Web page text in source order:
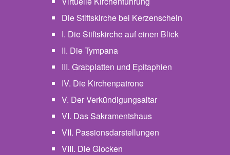
Die Stiftskirche bei Kerzenschein
I. Die Stiftskirche auf einen Blick
II. Die Tympana
III. Grabplatten und Epitaphien
IV. Die Kirchenpatrone
V. Der Verkündigungsaltar
VI. Das Sakramentshaus
VII. Passionsdarstellungen
VIII. Die Glocken